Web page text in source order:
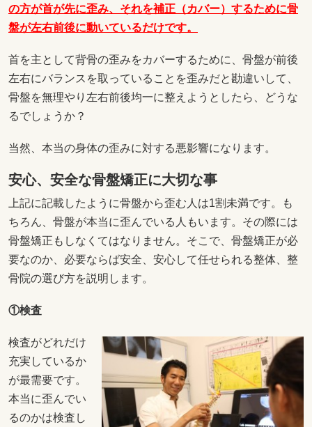
の方が首が先に歪み、それを補正（カバー）するために骨
盤が左右前後に動いているだけです。
首を主として背骨の歪みをカバーするために、骨盤が前後
左右にバランスを取っていることを歪みだと勘違いして、
骨盤を無理やり左右前後均一に整えようとしたら、どうな
るでしょうか？
当然、本当の身体の歪みに対する悪影響になります。
安心、安全な骨盤矯正に大切な事
上記に記載したように骨盤から歪む人は1割未満です。も
ちろん、骨盤が本当に歪んでいる人もいます。その際には
骨盤矯正もしなくてはなりません。そこで、骨盤矯正が必
要なのか、必要ならば安全、安心して任せられる整体、整
骨院の選び方を説明します。
①検査
検査がどれだけ
充実しているか
が最需要です。
本当に歪んでい
るのかは検査し